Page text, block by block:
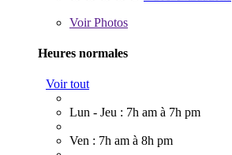
VoirPhotos
Heures normales
Voir tout
Lun - Jeu : 7h am à 7h pm
Ven : 7h am à 8h pm